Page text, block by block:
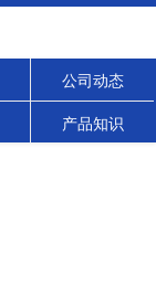
公司动态
产品知识